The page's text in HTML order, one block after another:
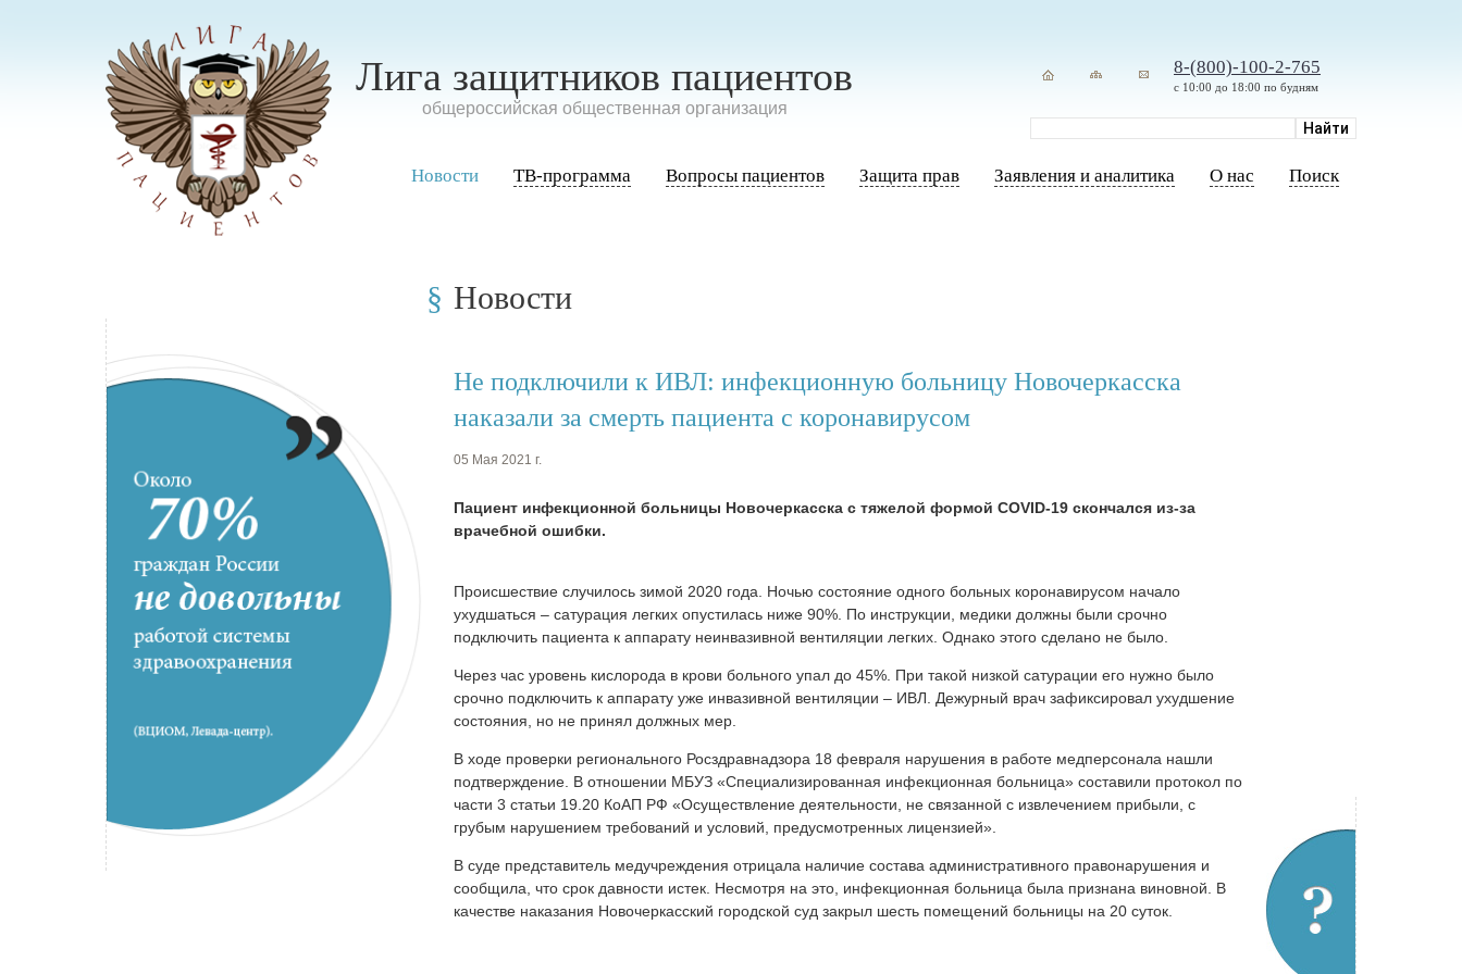
Лига защитников пациентов
oбщероссийская общественная организация
8-(800)-100-2-765
с 10:00 до 18:00 по будням
Новости ТВ-программа Вопросы пациентов Защита прав Заявления и аналитика О нас Поиск
Новости
Не подключили к ИВЛ: инфекционную больницу Новочеркасска
наказали за смерть пациента с коронавирусом
05 Мая 2021 г.
Пациент инфекционной больницы Новочеркасска с тяжелой формой COVID-19 скончался из-за
врачебной ошибки.
Происшествие случилось зимой 2020 года. Ночью состояние одного больных коронавирусом начало
ухудшаться – сатурация легких опустилась ниже 90%. По инструкции, медики должны были срочно
подключить пациента к аппарату неинвазивной вентиляции легких. Однако этого сделано не было.
Через час уровень кислорода в крови больного упал до 45%. При такой низкой сатурации его нужно было
срочно подключить к аппарату уже инвазивной вентиляции – ИВЛ. Дежурный врач зафиксировал ухудшение
состояния, но не принял должных мер.
В ходе проверки регионального Росздравнадзора 18 февраля нарушения в работе медперсонала нашли
подтверждение. В отношении МБУЗ «Специализированная инфекционная больница» составили протокол по
части 3 статьи 19.20 КоАП РФ «Осуществление деятельности, не связанной с извлечением прибыли, с
грубым нарушением требований и условий, предусмотренных лицензией».
В суде представитель медучреждения отрицала наличие состава административного правонарушения и
сообщила, что срок давности истек. Несмотря на это, инфекционная больница была признана виновной. В
качестве наказания Новочеркасский городской суд закрыл шесть помещений больницы на 20 суток.